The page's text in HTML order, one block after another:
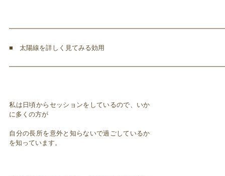
■ 太陽線を詳しく見てみる効用
私は日頃からセッションをしているので、いか
に多くの方が
自分の長所を意外と知らないで過ごしているか
を知っています。